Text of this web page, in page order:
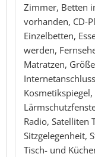
Zimmer, Betten
vorhanden, CD-
Einzelbetten,
werden,
Matratzen,
Radio, Satelliten
Sitzgelegenheit,
Tisch- und